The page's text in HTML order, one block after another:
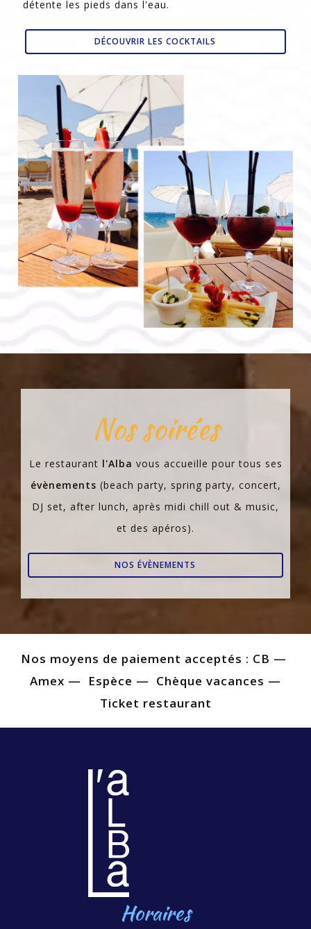
détente les pieds dans l'eau.
DÉCOUVRIR LES COCKTAILS
Nos soirées
Le restaurant l'Alba vous accueille pour tous ses
évènements (beach party, spring party, concert,
DJ set, after lunch, après midi chill out & music,
et des apéros).
NOS ÉVÈNEMENTS
Nos moyens de paiement acceptés : CB —
Amex — Espèce — Chèque vacances —
Ticket restaurant
Horaires